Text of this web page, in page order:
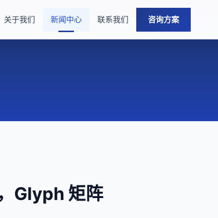
关于我们 新闻中心 联系我们 咨询方案
Glyph 矩阵